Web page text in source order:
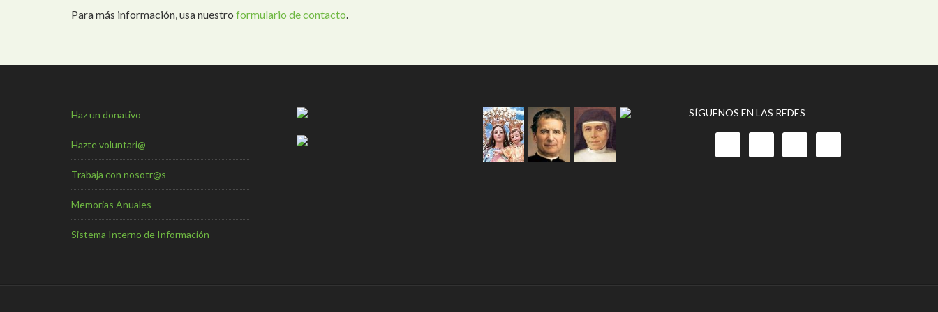
Para más información, usa nuestro formulario de contacto.
Haz un donativo
Hazte voluntari@
Trabaja con nosotr@s
Memorias Anuales
Sistema Interno de Información
SÍGUENOS EN LAS REDES